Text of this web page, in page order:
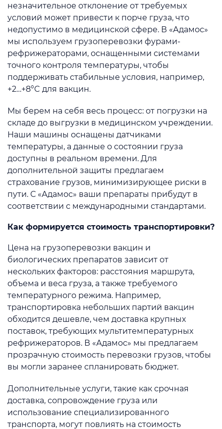
незначительное отклонение от требуемых
условий может привести к порче груза, что
недопустимо в медицинской сфере. В «Адамос»
мы используем грузоперевозки фурами-
рефрижераторами, оснащенными системами
точного контроля температуры, чтобы
поддерживать стабильные условия, например,
+2…+8°C для вакцин.
Мы берем на себя весь процесс: от погрузки на
складе до выгрузки в медицинском учреждении.
Наши машины оснащены датчиками
температуры, а данные о состоянии груза
доступны в реальном времени. Для
дополнительной защиты предлагаем
страхование грузов, минимизирующее риски в
пути. С «Адамос» ваши препараты прибудут в
соответствии с международными стандартами.
Как формируется стоимость транспортировки?
Цена на грузоперевозки вакцин и
биологических препаратов зависит от
нескольких факторов: расстояния маршрута,
объема и веса груза, а также требуемого
температурного режима. Например,
транспортировка небольших партий вакцин
обходится дешевле, чем доставка крупных
поставок, требующих мультитемпературных
рефрижераторов. В «Адамос» мы предлагаем
прозрачную стоимость перевозки грузов, чтобы
вы могли заранее спланировать бюджет.
Дополнительные услуги, такие как срочная
доставка, сопровождение груза или
использование специализированного
транспорта, могут повлиять на стоимость